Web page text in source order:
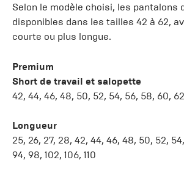
Selon le modèle choisi, les pantalons
disponibles dans les tailles 42 à 62,
courte ou plus longue.
Premium
Short de travail et salopette
42, 44, 46, 48, 50, 52, 54, 56, 58, 60, 62
Longueur
25, 26, 27, 28, 42, 44, 46, 48, 50, 52,
94, 98, 102, 106, 110